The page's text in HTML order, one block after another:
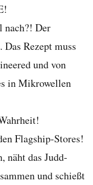
nach?! Der
Rezept muss
und von
in Mikrowellen
Flagship-Stores!
näht das Judd-
und schießt